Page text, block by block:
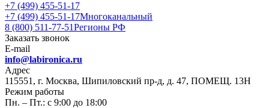
+7 (499) 455-51-17
+7 (499) 455-51-17Многоканальный
8 (800) 511-77-51Регионы РФ
Заказать звонок
E-mail
info@labironica.ru
Адрес
115551, г. Москва, Шипиловский пр-д, д. 47, ПОМЕЩ. 13Н
Режим работы
Пн. – Пт.: с 9:00 до 18:00